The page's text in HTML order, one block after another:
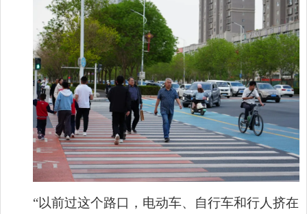
“以前过这个路口，电动车、自行车和行人挤在